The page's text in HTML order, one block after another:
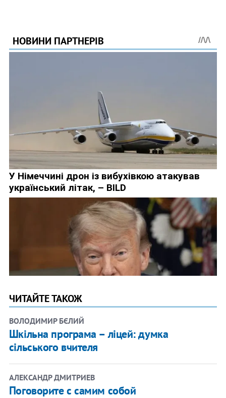
ЧИТАЙТЕ ТАКОЖ
ВОЛОДИМИР БЄЛИЙ
Шкільна програма – ліцей: думка
сільського вчителя
АЛЕКСАНДР ДМИТРИЕВ
Поговорите с самим собой